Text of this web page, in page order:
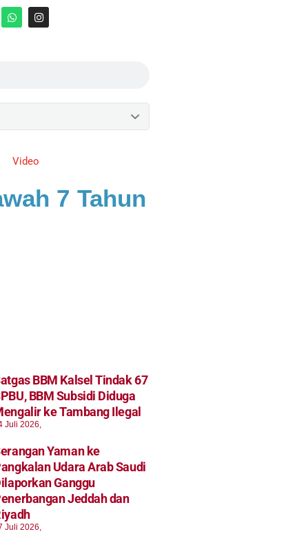
Video
7 Tahun
BBM Kalsel Tindak 67
BBM Subsidi Diduga
ke Tambang Ilegal
Juli 2026,
Yaman ke
Udara Arab Saudi
Ganggu
Jeddah dan
Juli 2026,